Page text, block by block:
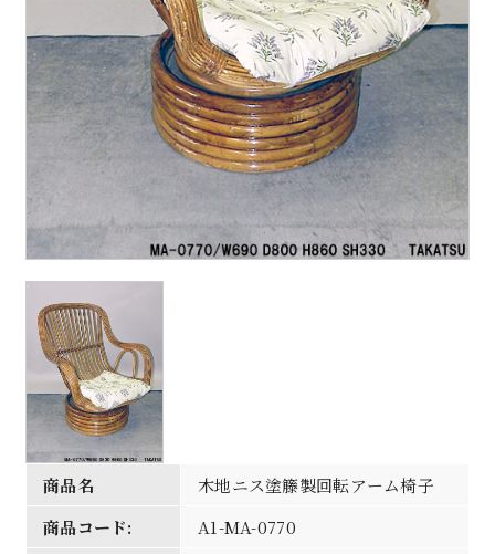
商品名
木地ニス塗籐製回転アーム椅子
商品コード:
A1-MA-0770